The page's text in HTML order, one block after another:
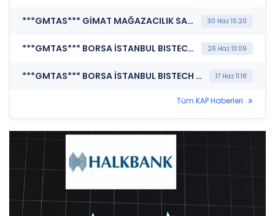
***GMTAS*** GİMAT MAĞAZACILIK SANAYİ VE TİCARET A.Ş. (Yatırımcı Raporu) 30 Haz 15:20
***GMTAS*** BORSA İSTANBUL BISTECH DEVRE KESİCİ UYGULAMASI (Pay Bazında Devre Kesici Bildirimi) 26 Haz 13:09
***GMTAS*** BORSA İSTANBUL BISTECH DEVRE KESİCİ UYGULAMASI (Pay Bazında Devre Kesici Bildirimi) 17 Haz 11:18
Tüm KAP Haberleri